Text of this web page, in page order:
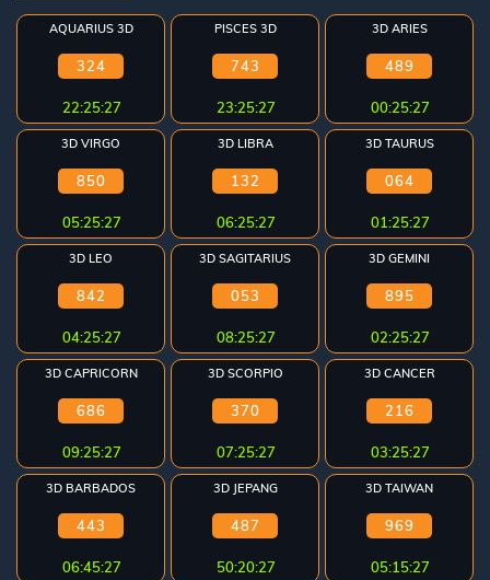
Games
Arcade
Deposit
Promosi
Hubungi
Kami
Download
©
AQUARIUS 3D
324
22:25:26
PISCES 3D
743
23:25:26
3D ARIES
489
00:25:26
3D VIRGO
850
05:25:26
3D LIBRA
132
06:25:26
3D TAURUS
064
01:25:26
3D LEO
842
04:25:26
3D SAGITARIUS
053
08:25:26
3D GEMINI
895
02:25:26
3D CAPRICORN
686
09:25:26
3D SCORPIO
370
07:25:26
3D CANCER
216
03:25:26
3D BARBADOS
443
06:45:26
3D JEPANG
487
50:20:26
3D TAIWAN
969
05:15:26